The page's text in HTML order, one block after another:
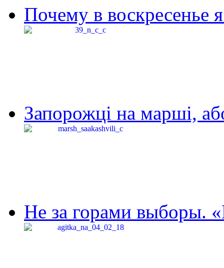
Почему в воскресенье
Запорожці на марші,
Не за горами выборы.